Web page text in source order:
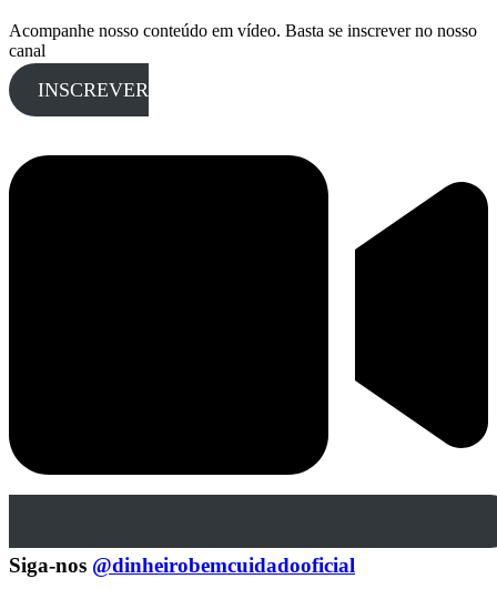
Acompanhe nosso conteúdo em vídeo. Basta se inscrever no nosso
canal
INSCREVER
Siga-nos @dinheirobemcuidadooficial